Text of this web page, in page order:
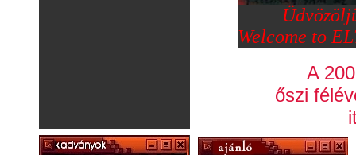
Welcome to
A
őszi